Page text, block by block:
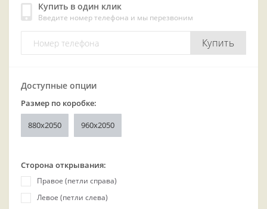
Купить в один клик
Введите номер телефона и мы перезвоним
Купить
Доступные опции
Размер по коробке:
880x2050 960x2050
Сторона открывания:
Правое (петли справа)
Левое (петли слева)